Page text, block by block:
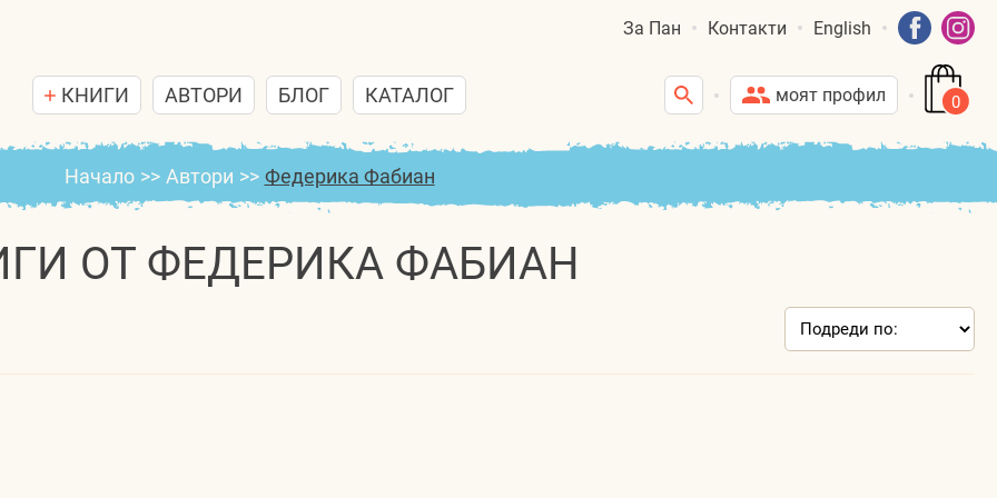
За Пан Контакти English
КНИГИ АВТОРИ БЛОГ КАТАЛОГ моят профил 0
Начало >> Автори >> Федерика Фабиан
ОТ ФЕДЕРИКА ФАБИАН